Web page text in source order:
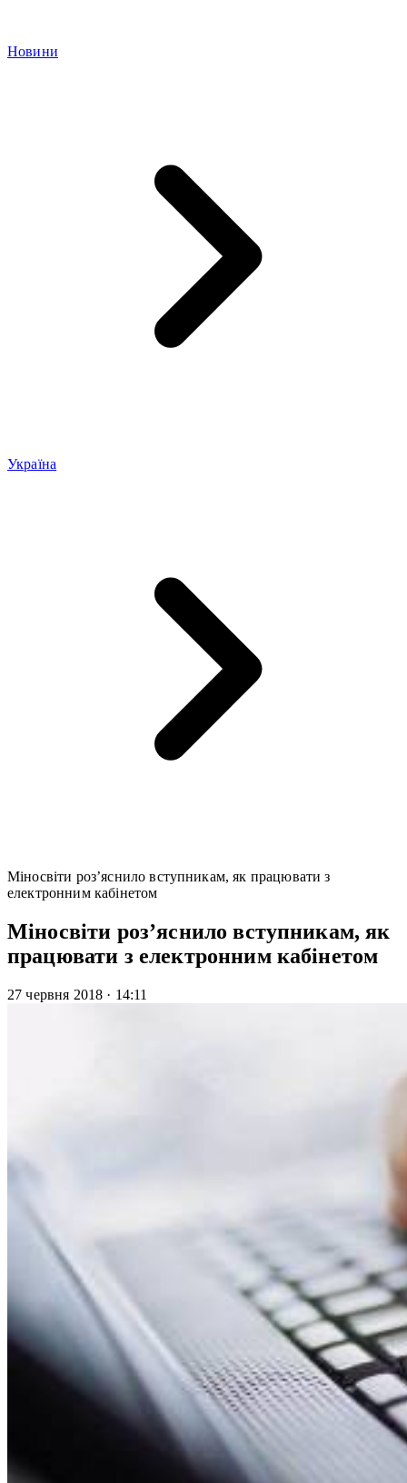
Новини
Україна
Міносвіти роз’яснило вступникам, як працювати з
електронним кабінетом
Міносвіти роз’яснило вступникам, як
працювати з електронним кабінетом
27 червня 2018 · 14:11